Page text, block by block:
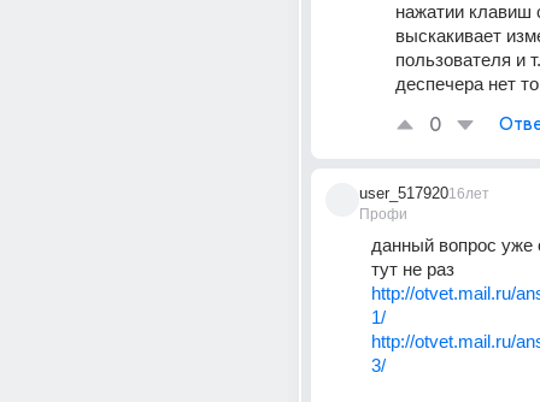
нажатии клавиш
выскакивает
пользователя и
деспечера нет
0
user_517920
Профи
16лет
данный вопрос уже
тут не раз
http://otvet.mail.ru/
1/
http://otvet.mail.ru/
3/